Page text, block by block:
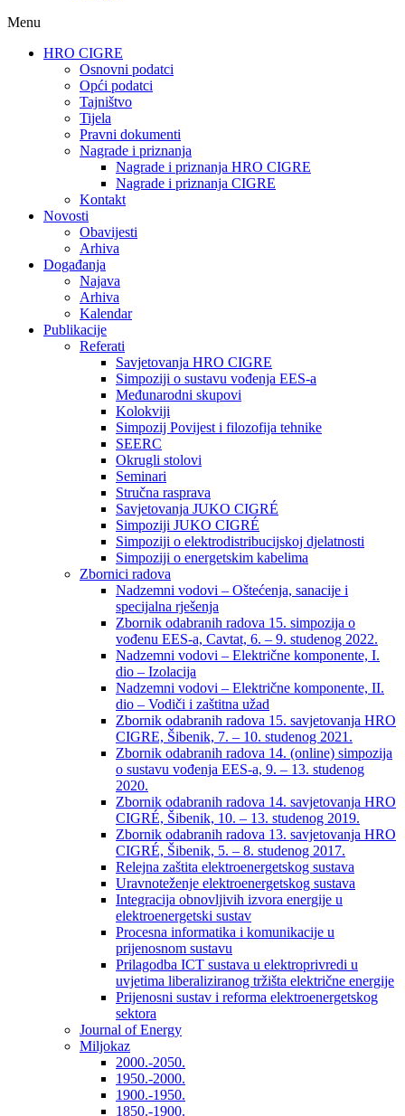
Menu
HRO CIGRE
Osnovni podatci​
Opći podatci
Tajništvo
Tijela
Pravni dokumenti
Nagrade i priznanja
Nagrade i priznanja HRO CIGRE
Nagrade i priznanja CIGRE
Kontakt
Novosti
Obavijesti
Arhiva
Događanja
Najava
Arhiva
Kalendar
Publikacije
Referati
Savjetovanja HRO CIGRE
Simpoziji o sustavu vođenja EES-a
Međunarodni skupovi
Kolokviji​
Simpozij Povijest i filozofija tehnike
SEERC
Okrugli stolovi
Seminari​
Stručna rasprava​
Savjetovanja JUKO CIGRÉ
Simpoziji JUKO CIGRÉ
Simpoziji o elektrodistribucijskoj djelatnosti
Simpoziji o energetskim kabelima
Zbornici radova
Nadzemni vodovi – Oštećenja, sanacije i
specijalna rješenja
Zbornik odabranih radova 15. simpozija o
vođenu EES-a, Cavtat, 6. – 9. studenog 2022.
Nadzemni vodovi – Električne komponente, I.
dio – Izolacija
Nadzemni vodovi – Električne komponente, II.
dio – Vodiči i zaštitna užad
Zbornik odabranih radova 15. savjetovanja HRO
CIGRE, Šibenik, 7. – 10. studenog 2021.
Zbornik odabranih radova 14. (online) simpozija
o sustavu vođenja EES-a, 9. – 13. studenog
2020.
Zbornik odabranih radova 14. savjetovanja HRO
CIGRÉ, Šibenik, 10. – 13. studenog 2019.
Zbornik odabranih radova 13. savjetovanja HRO
CIGRÉ, Šibenik, 5. – 8. studenog 2017.
Relejna zaštita elektroenergetskog sustava
Uravnoteženje elektroenergetskog sustava
Integracija obnovljivih izvora energije u
elektroenergetski sustav
Procesna informatika i komunikacije u
prijenosnom sustavu
Prilagodba ICT sustava u elektroprivredi u
uvjetima liberaliziranog tržišta električne energije
Prijenosni sustav i reforma elektroenergetskog
sektora
Journal of Energy
Miljokaz
2000.-2050.
1950.-2000.
1900.-1950.
1850.-1900.